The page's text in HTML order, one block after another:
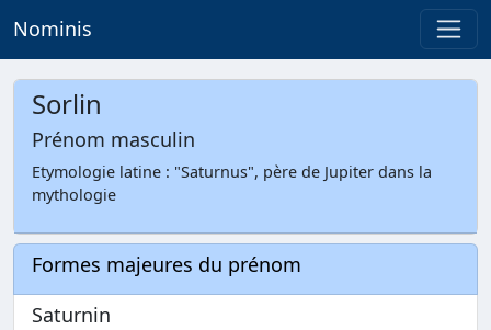
Nominis
Sorlin
Prénom masculin
Etymologie latine : "Saturnus", père de Jupiter dans la
mythologie
Formes majeures du prénom
Saturnin